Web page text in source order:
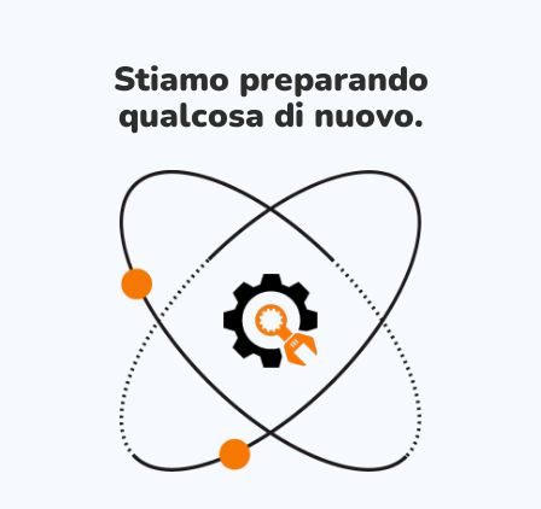
Stiamo preparando
qualcosa di nuovo.